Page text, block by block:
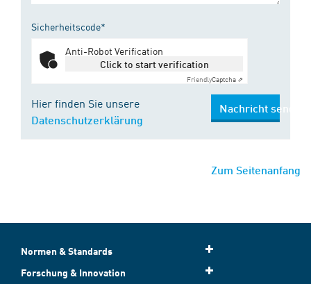
Sicherheitscode*
Anti-Robot Verification
Click to start verification
FriendlyCaptcha ⇗
Hier finden Sie unsere
Datenschutzerklärung
Nachricht senden
Zum Seitenanfang
Normen & Standards
Forschung & Innovation